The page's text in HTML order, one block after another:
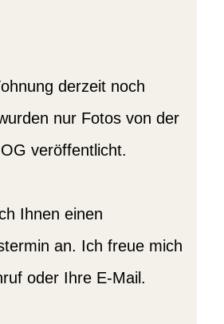
derzeit noch
nur Fotos von der
veröffentlicht.
Ihnen einen
an. Ich freue mich
oder Ihre E-Mail.